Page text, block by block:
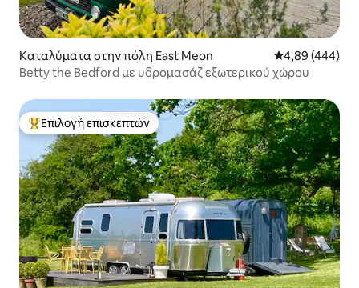
Καταλύματα στην πόλη East Meon Μέση
4,89 (444)
Betty the Bedford με υδρομασάζ εξωτερικού χώρου
Κορυφαία επιλογή επισκεπτών
Επιλογή επισκεπτών